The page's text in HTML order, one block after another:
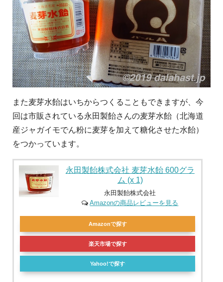
また麦芽水飴はいちからつくることもできますが、今
回は市販されている永田製飴さんの麦芽水飴（北海道
産ジャガイモでん粉に麦芽を加えて糖化させた水飴）
をつかっています。
永田製飴株式会社 麦芽水飴 600グラ
ム (x 1)
永田製飴株式会社
Amazonの商品レビューを見る
Amazonで探す
楽天市場で探す
Yahoo!で探す